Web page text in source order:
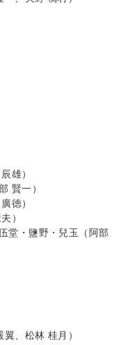
雄）
賢一）
徳）
）
堂・鹽野・兒玉（阿部
、松林 桂月）